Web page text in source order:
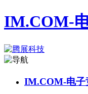
IM.COM-
IM.COM-电子